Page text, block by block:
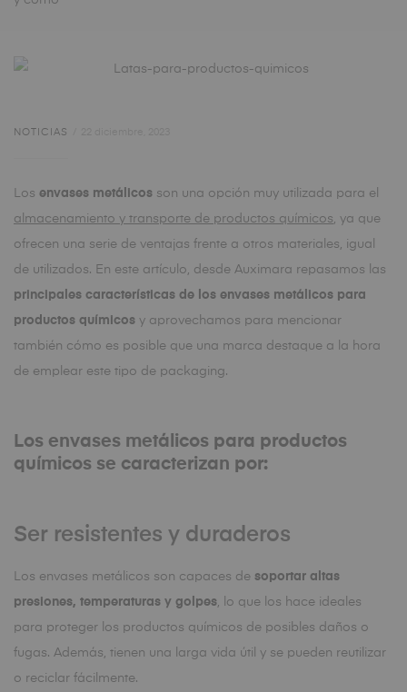
NOTICIAS
Los envases metálicos son una opción muy utilizada para el
almacenamiento y transporte de productos químicos, ya que
ofrecen una serie de ventajas frente a otros materiales, igual
de utilizados. En este artículo, desde Auximara repasamos las
principales características de los envases metálicos para
productos químicos y aprovechamos para mencionar
también cómo es posible que una marca destaque a la hora
de emplear este tipo de packaging.
Los envases metálicos para productos
químicos se caracterizan por:
Ser resistentes y duraderos
Los envases metálicos son capaces de soportar altas
presiones, temperaturas y golpes, lo que los hace ideales
para proteger los productos químicos de posibles daños o
fugas. Además, tienen una larga vida útil y se pueden reutilizar
o reciclar fácilmente.